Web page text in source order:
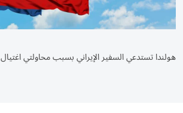
هولندا تستدعي السفير الإيراني بسبب محاولتي اغتيال